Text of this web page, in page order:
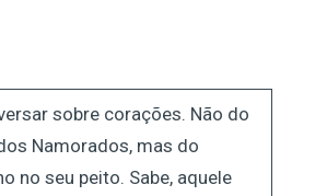
sobre corações. Não do
Namorados, mas do
no seu peito. Sabe, aquele